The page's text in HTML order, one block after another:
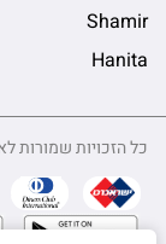
Shamir
Hanita
כל הזכויות שמורות לאייקר